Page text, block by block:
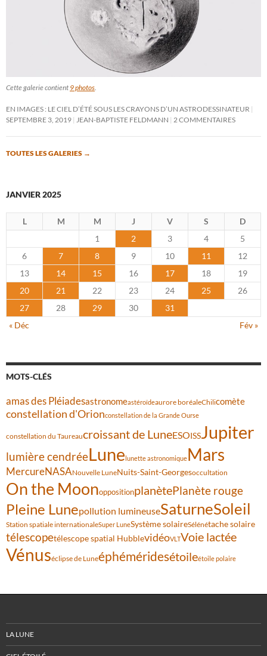
Cette galerie contient 9 photos.
EN IMAGES : LE CIEL D’ÉTÉ SOUS LES CRAYONS D’UN ASTRODESSINATEUR
SEPTEMBRE 3, 2019 JEAN-BAPTISTE FELDMANN 2 COMMENTAIRES
TOUTES LES GALERIES →
JANVIER 2025
L M M J V S
D
1
2 3 4
5
6
7 8 9 10 11
12
13
14 15 16 17 18
19
20
21 22 23 24 25
26
27
28 29 30
31
« Déc
Fév »
MOTS-CLÉS
amas des Pléiadesastronomeastéroïdeaurore boréaleChilicomète
constellation d'Orionconstellation de la Grande Ourse
constellation du Taureaucroissant de LuneESOISSJupiter
lumière cendréeLune lunette astronomiqueMars
MercureNASANouvelle LuneNuits-Saint-Georgesoccultation
On the MoonoppositionplanètePlanète rouge
Pleine Lunepollution lumineuseSaturneSoleil
Station spatiale internationaleSuper LuneSystème solaireSélénétache solaire
télescopetélescope spatial HubblevidéoVLTVoie lactée
Vénuséclipse de Luneéphéméridesétoileétoile polaire
LA LUNE